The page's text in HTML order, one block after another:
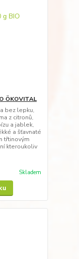
ÖKOVITAL
bez lepku,
z citronů,
a jablek,
a šťavnaté
třtinovým
kteroukoliv
Skladem